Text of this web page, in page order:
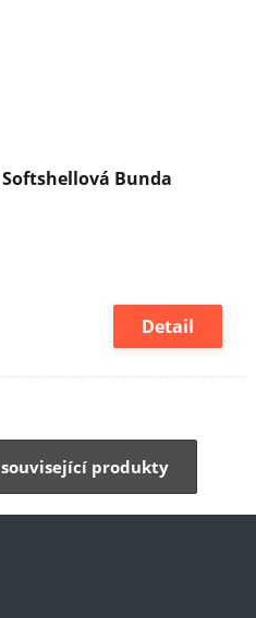
Softshellová Bunda
Detail
produkty